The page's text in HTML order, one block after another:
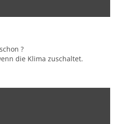
?
die Klima zuschaltet.